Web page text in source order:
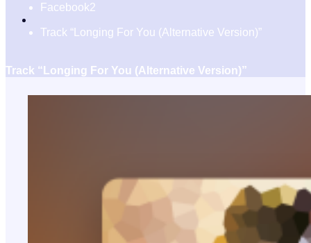
Facebook2
Track “Longing For You (Alternative Version)”
Track “Longing For You (Alternative Version)”